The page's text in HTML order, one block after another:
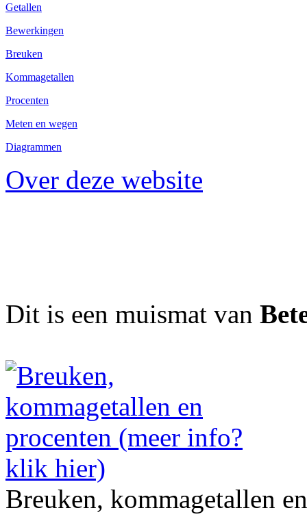
Getallen
Bewerkingen
Breuken
Kommagetallen
Procenten
Meten en wegen
Diagrammen
Over deze website
Dit is een muismat van
Breuken, kommagetallen